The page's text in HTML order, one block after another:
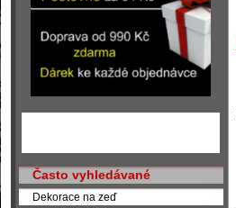
Často vyhledávané
Dekorace na zeď